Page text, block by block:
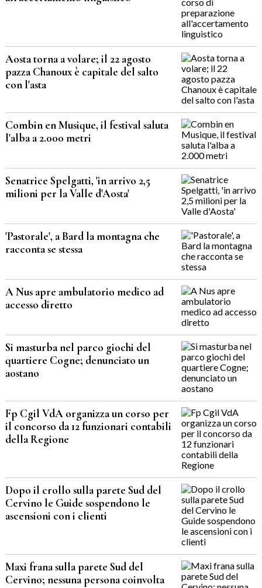
Aosta torna a volare; il 22 agosto
pazza Chanoux è capitale del salto
con l'asta
Combin en Musique, il festival saluta
l'alba a 2.000 metri
Senatrice Spelgatti, 'in arrivo 2,5
milioni per la Valle d'Aosta'
'Pastorale', a Bard la montagna che
racconta se stessa
A Nus apre ambulatorio medico ad
accesso diretto
Si masturba nel parco giochi del
quartiere Cogne; denunciato un
aostano
Fp Cgil VdA organizza un corso per
il concorso da 12 funzionari contabili
della Regione
Dopo il crollo sulla parete Sud del
Cervino le Guide sospendono le
ascensioni con i clienti
Maxi frana sulla parete Sud del
Cervino; nessuna persona coinvolta